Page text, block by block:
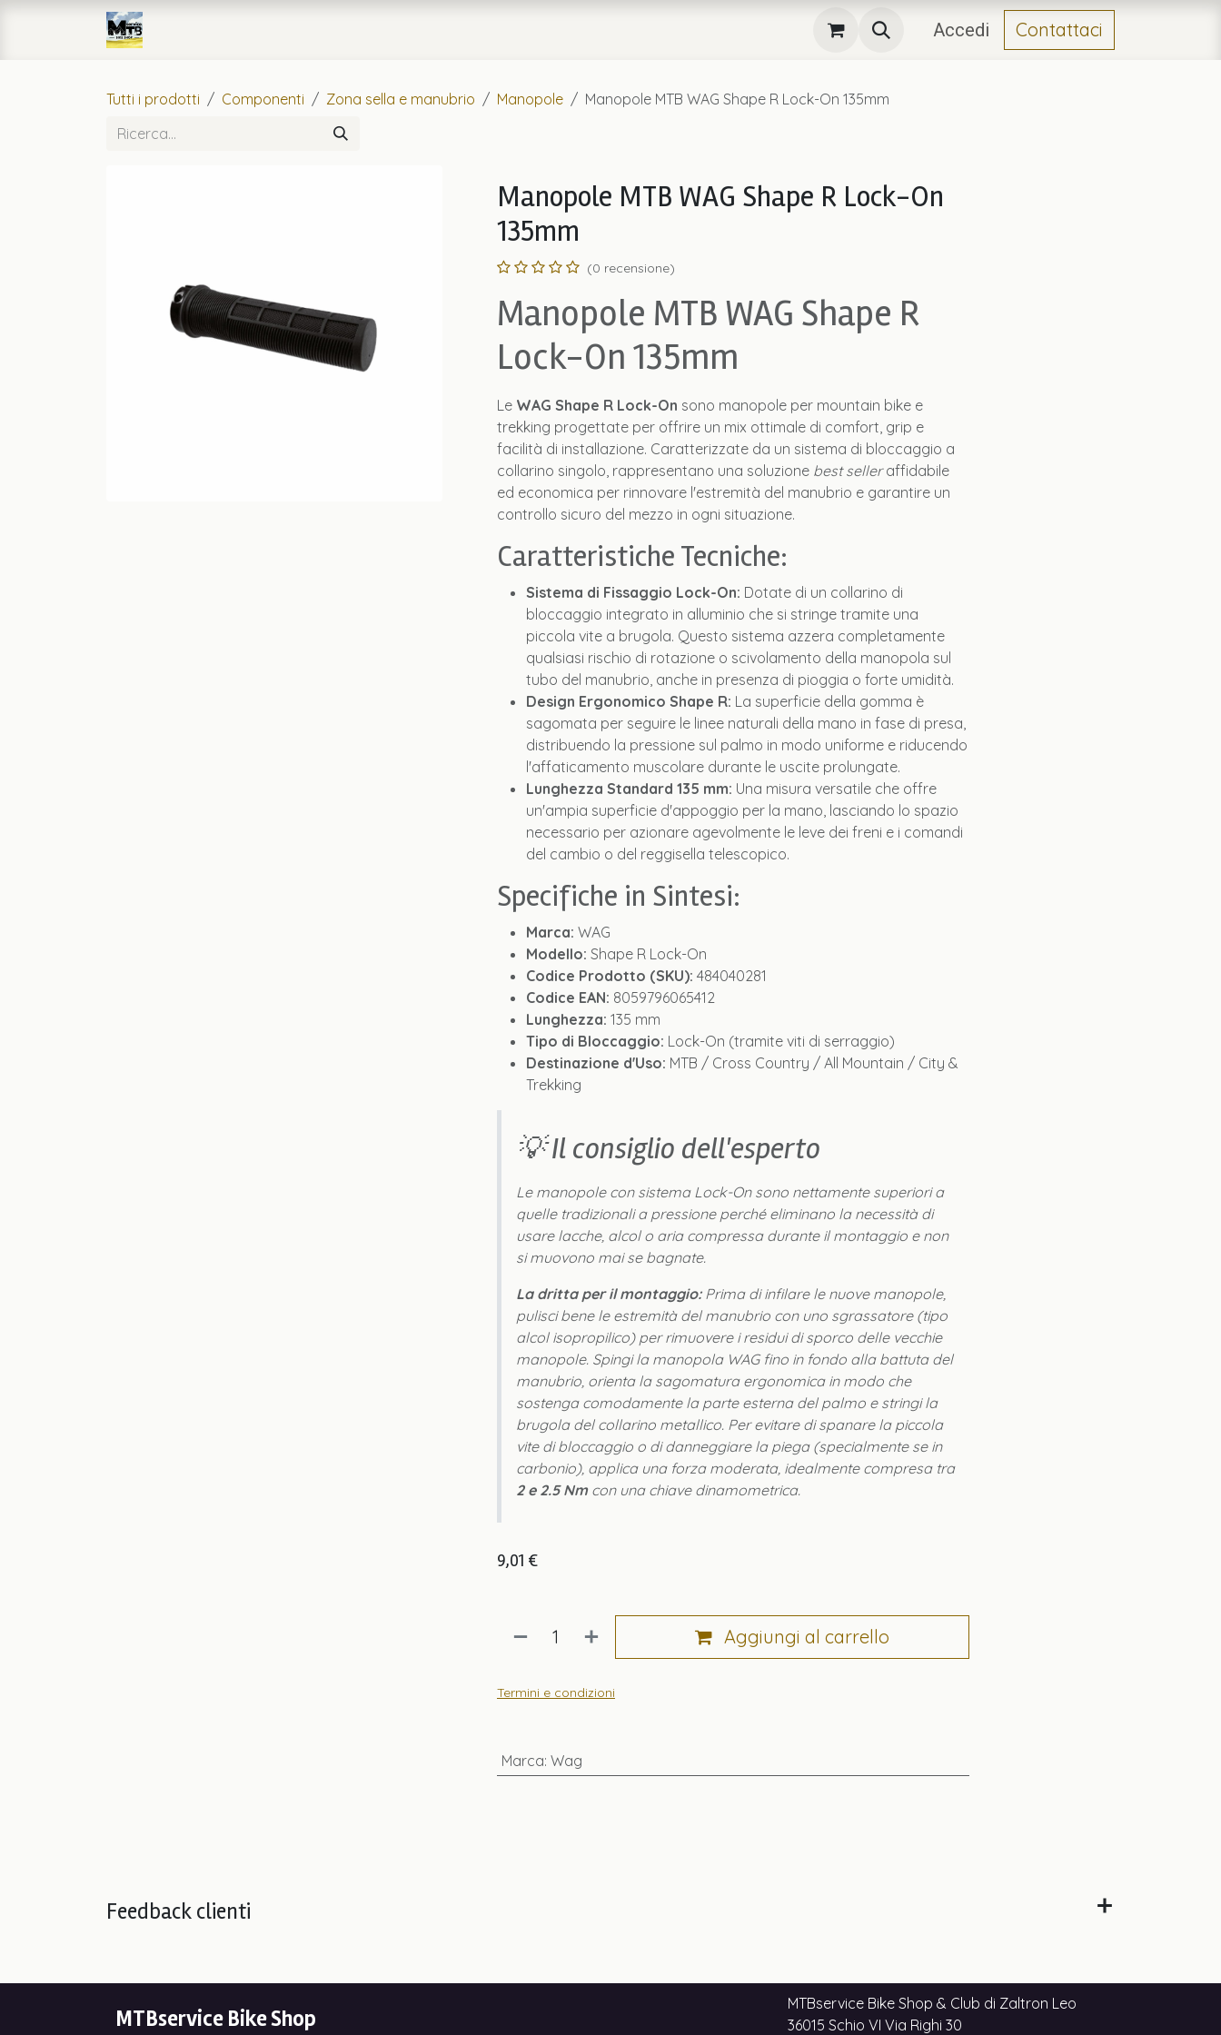
Passa al contenuto
Accedi Contattaci
Tutti i prodotti Componenti Zona sella e manubrio Manopole Manopole MTB WAG Shape R Lock-On 135mm
Manopole MTB WAG Shape R Lock-On
135mm
(0 recensione)
Manopole MTB WAG Shape R
Lock-On 135mm
Le WAG Shape R Lock-On sono manopole per mountain bike e
trekking progettate per offrire un mix ottimale di comfort, grip e
facilità di installazione. Caratterizzate da un sistema di bloccaggio a
collarino singolo, rappresentano una soluzione best selleraffidabile
ed economica per rinnovare l'estremità del manubrio e garantire un
controllo sicuro del mezzo in ogni situazione.
Caratteristiche Tecniche:
Sistema di Fissaggio Lock-On: Dotate di un collarino di
bloccaggio integrato in alluminio che si stringe tramite una
piccola vite a brugola. Questo sistema azzera completamente
qualsiasi rischio di rotazione o scivolamento della manopola sul
tubo del manubrio, anche in presenza di pioggia o forte umidità.
Design Ergonomico Shape R: La superficie della gomma è
sagomata per seguire le linee naturali della mano in fase di presa,
distribuendo la pressione sul palmo in modo uniforme e riducendo
l'affaticamento muscolare durante le uscite prolungate.
Lunghezza Standard 135 mm: Una misura versatile che offre
un'ampia superficie d'appoggio per la mano, lasciando lo spazio
necessario per azionare agevolmente le leve dei freni e i comandi
del cambio o del reggisella telescopico.
Specifiche in Sintesi:
Marca: WAG
Modello: Shape R Lock-On
Codice Prodotto (SKU): 484040281
Codice EAN: 8059796065412
Lunghezza: 135 mm
Tipo di Bloccaggio: Lock-On (tramite viti di serraggio)
Destinazione d'Uso: MTB / Cross Country / All Mountain / City &
Trekking
💡 Il consiglio dell'esperto
Le manopole con sistema Lock-On sono nettamente superiori a
quelle tradizionali a pressione perché eliminano la necessità di
usare lacche, alcol o aria compressa durante il montaggio e non
si muovono mai se bagnate.
La dritta per il montaggio:Prima di infilare le nuove manopole,
pulisci bene le estremità del manubrio con uno sgrassatore (tipo
alcol isopropilico) per rimuovere i residui di sporco delle vecchie
manopole. Spingi la manopola WAG fino in fondo alla battuta del
manubrio, orienta la sagomatura ergonomica in modo che
sostenga comodamente la parte esterna del palmo e stringi la
brugola del collarino metallico. Per evitare di spanare la piccola
vite di bloccaggio o di danneggiare la piega (specialmente se in
carbonio), applica una forza moderata, idealmente compresa tra
2 e 2.5 Nmcon una chiave dinamometrica.
9,01 €
Aggiungi al carrello
Termini e condizioni
Marca: Wag
Feedback clienti
MTBservice Bike Shop & Club di Zaltron Leo
36015 Schio VI Via Righi 30
MTBservice Bike Shop